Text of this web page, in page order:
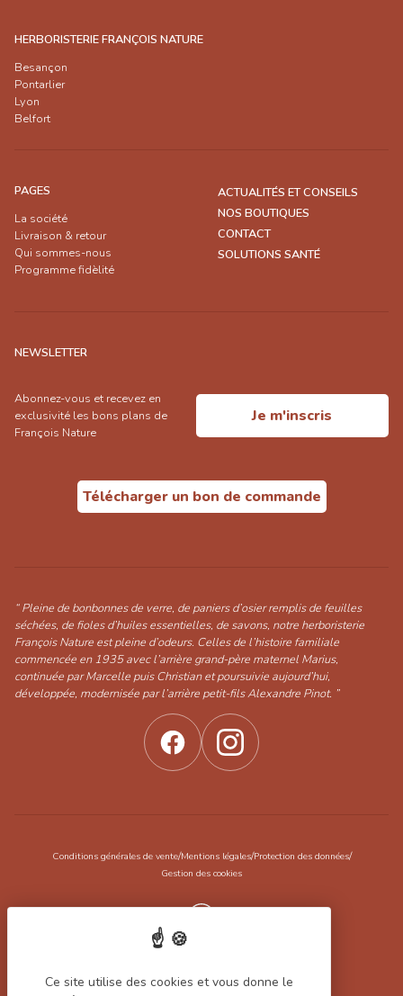
HERBORISTERIE FRANÇOIS NATURE
Besançon
Pontarlier
Lyon
Belfort
PAGES
La société
Livraison & retour
Qui sommes-nous
Programme fidèlité
ACTUALITÉS ET CONSEILS
NOS BOUTIQUES
CONTACT
SOLUTIONS SANTÉ
NEWSLETTER
Abonnez-vous et recevez en
exclusivité les bons plans de
François Nature
Je m'inscris
Télécharger un bon de commande
“ Pleine de bonbonnes de verre, de paniers d’osier remplis de feuilles
séchées, de fioles d’huiles essentielles, de savons, notre herboristerie
François Nature est pleine d’odeurs. Celles de l’histoire familiale
commencée en 1935 avec l’arrière grand-père maternel Marius,
continuée par Marcelle puis Christian et poursuivie aujourd’hui,
développée, modernisée par l’arrière petit-fils Alexandre Pinot. ”
Conditions générales de vente/Mentions légales/Protection des données/
Gestion des cookies
Réalisation Koredge
Ce site utilise des cookies et vous donne le